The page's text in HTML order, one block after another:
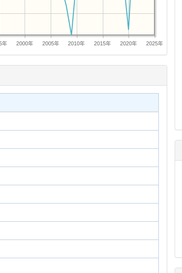
年 2000年 2005年 2010年 2015年 2020年 2025年